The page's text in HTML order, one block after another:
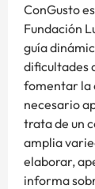
ConGusto
Fundación
guía
dificultades
fomentar la
necesario
trata de un
amplia
elaborar,
informa